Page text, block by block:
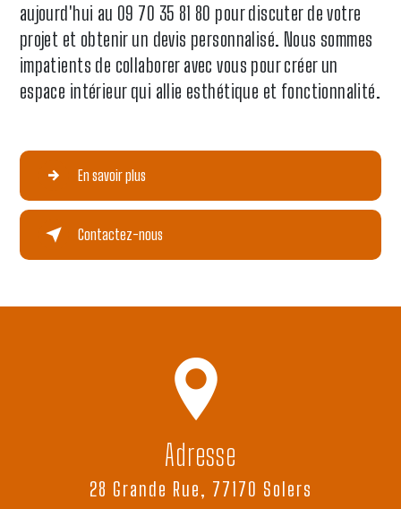
aujourd'hui au 09 70 35 81 80 pour discuter de votre
projet et obtenir un devis personnalisé. Nous sommes
impatients de collaborer avec vous pour créer un
espace intérieur qui allie esthétique et fonctionnalité.
En savoir plus
Contactez-nous
Adresse
28 Grande Rue, 77170 Solers